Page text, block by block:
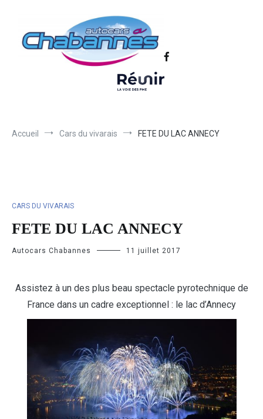
Autocars Chabannes | Transport en
Transport scolaire, Transports de personnel en Drôme Ardèche,
Transport touristique France et Europe
Accueil Cars du vivarais FETE DU LAC ANNECY
CARS DU VIVARAIS
FETE DU LAC ANNECY
Autocars Chabannes 11 juillet 2017
Assistez à un des plus beau spectacle pyrotechnique de
France dans un cadre exceptionnel : le lac d’Annecy